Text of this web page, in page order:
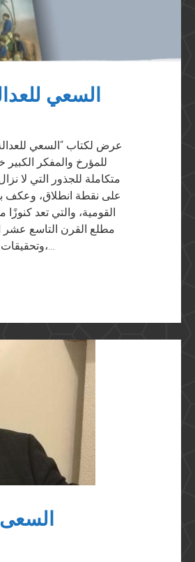
«السعي
للمؤرخ والمفكر
متكاملة للجذور التي ﻻ
على نقطة انطلاق، وعكف
القومية، والتي تعد
مطلع القرن التاسع عشر
وتحقيقات أجهزة الضبط والرقابة والإدارة. يعود جهد د.فهمي إلى سنوات طويلة،…